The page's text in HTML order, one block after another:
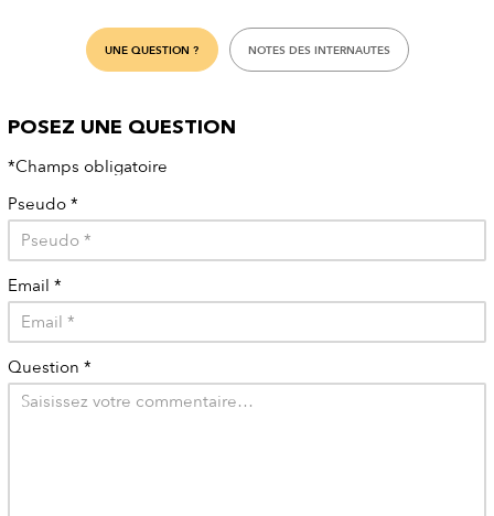
UNE QUESTION ? NOTES DES INTERNAUTES
POSEZ UNE QUESTION
*Champs obligatoire
Pseudo *
Email *
Question *